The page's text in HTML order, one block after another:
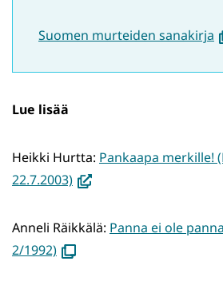
Suomen murteiden sanakirja
Lue lisää
Heikki Hurtta: Pankaapa merkille!
22.7.2003)(avautuu
ikkunaan,
siirryt
Anneli Räikkälä: Panna ei ole
2/1992)(avautuu